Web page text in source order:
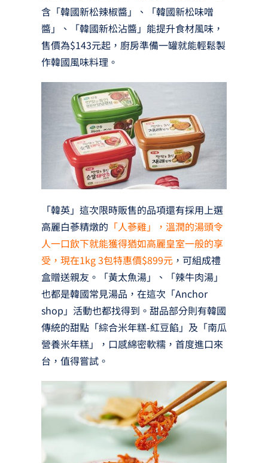
含「韓國新松辣椒醬」、「韓國新松味噌
醬」、「韓國新松沾醬」能提升食材風味，
售價為$143元起，廚房準備一罐就能輕鬆製
作韓國風味料理。
「韓英」這次限時販售的品項還有採用上選
高麗白蔘精燉的 「人蔘雞」，溫潤的湯頭令
人一口飲下就能獲得猶如高麗皇室一般的享
受，現在1kg 3包特惠價$899元，可組成禮
盒贈送親友。「黃太魚湯」、「辣牛肉湯」
也都是韓國常見湯品，在這次「Anchor
shop」活動也都找得到。甜品部分則有韓國
傳統的甜點「綜合米年糕-紅豆餡」及「南瓜
營養米年糕」，口感綿密軟糯，首度進口來
台，值得嘗試。